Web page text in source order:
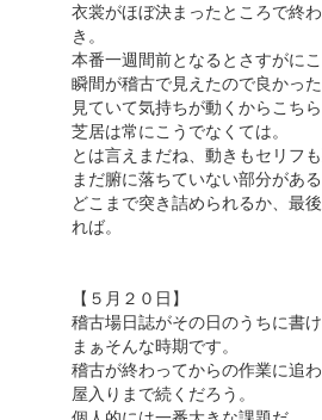
衣裳がほぼ決まったところで終
き。
本番一週間前となるとさすがに
瞬間が稽古で見えたので良かった
見ていて気持ちが動くからこち
芝居は常にこうでなくては。
とは言えまだね、動きもセリフ
まだ腑に落ちていない部分がある
どこまで突き詰められるか、最
れば。
【５月２０日】
稽古場日誌がその日のうちに書け
まぁそんな時期です。
稽古が終わってからの作業に追
屋入りまで続くだろう。